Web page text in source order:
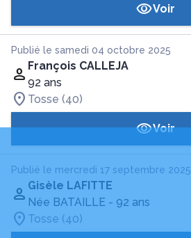
Voir
Publié le samedi 04 octobre 2025
François CALLEJA
92 ans
Tosse (40)
Voir
Publié le mercredi 17 septembre 2025
Gisèle LAFITTE
Née BATAILLE - 92 ans
Tosse (40)